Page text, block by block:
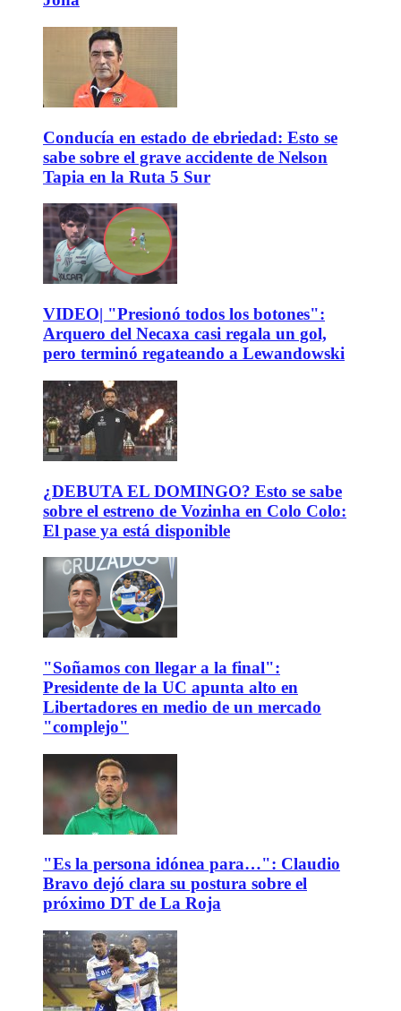
Conducía en estado de ebriedad: Esto se
sabe sobre el grave accidente de Nelson
Tapia en la Ruta 5 Sur
VIDEO| "Presionó todos los botones":
Arquero del Necaxa casi regala un gol,
pero terminó regateando a Lewandowski
¿DEBUTA EL DOMINGO? Esto se sabe
sobre el estreno de Vozinha en Colo Colo:
El pase ya está disponible
"Soñamos con llegar a la final":
Presidente de la UC apunta alto en
Libertadores en medio de un mercado
"complejo"
"Es la persona idónea para…": Claudio
Bravo dejó clara su postura sobre el
próximo DT de La Roja